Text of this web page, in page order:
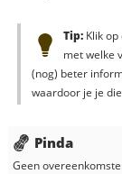
Tip:Klik op
met welke
(nog) beter
waardoor je je
Pinda
Geen